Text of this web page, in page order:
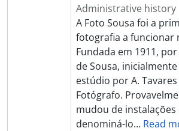
[Item] Carnaval de 1968
[Item] Carnaval de 1968
[Item] Carnaval de
[Item] Carnaval de 1968
[Item] Carnaval de 1968
[Item] Carnaval de 1968
[Item] Carnaval de
[Item] Carnaval de
[Item] Carnaval de
Administrative history
A Foto Sousa foi a
fotografia a funcionar
Fundada em 1911,
de Sousa,
estúdio por A. Tavares
Fotógrafo.
mudou de instalações
denominá-lo… Read